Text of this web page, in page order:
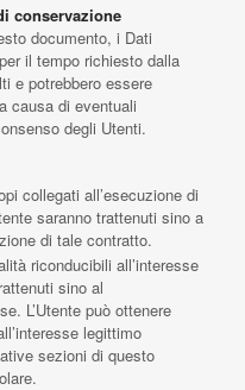
conservazione
documento, i Dati
il tempo richiesto dalla
e potrebbero essere
causa di eventuali
degli Utenti.
collegati all’esecuzione di
saranno trattenuti sino a
di tale contratto.
riconducibili all’interesse
sino al
L’Utente può ottenere
legittimo
sezioni di questo